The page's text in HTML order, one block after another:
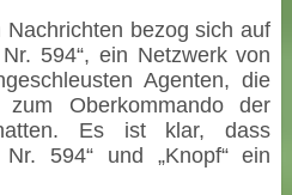
bezog sich auf
594“, ein Netzwerk von
Agenten, die
Oberkommando der
Es ist klar, dass
Nr. 594“ und „Knopf“ ein